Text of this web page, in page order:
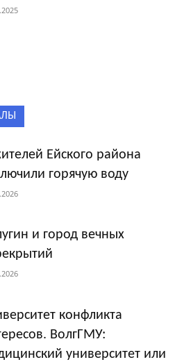
Ейского района
горячую воду
и город вечных
конфликта
ВолгГМУ:
университет или